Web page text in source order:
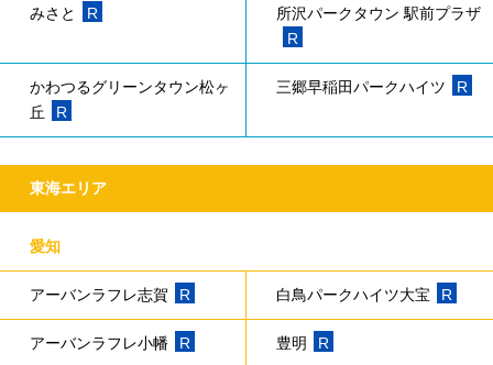
みさと R
所沢パークタウン 駅前プラザ
R
かわつるグリーンタウン松ヶ
丘
R
三郷早稲田パークハイツ R
東海エリア
愛知
アーバンラフレ志賀 R 白鳥パークハイツ大宝 R
アーバンラフレ小幡 R 豊明 R